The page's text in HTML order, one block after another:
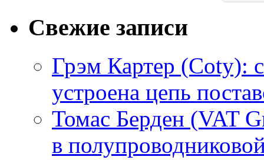
Свежие записи
Грэм Картер (Coty):
устроена цепь
Томас Берден (VAT
в